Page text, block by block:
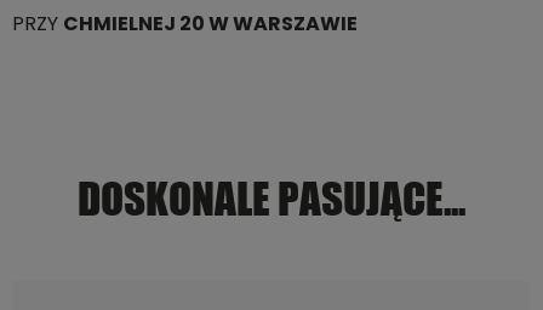
PRZY CHMIELNEJ 20 W WARSZAWIE
DOSKONALE PASUJĄCE...